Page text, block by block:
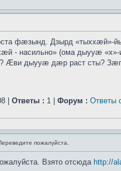
фӕзынд. Дзырд «тыххӕй»-
- насильно» (ома дыууӕ
Ӕви дыууӕ дӕр раст сты?
| Ответы : 1 | Форум : Ответы
пожалуйста.
Взято отсюда http://